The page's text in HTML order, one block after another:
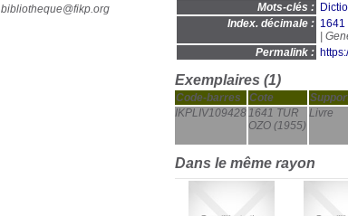
Mots-clés :
Index. décimale : 1641
Permalink :
Exemplaires (1)
Code-barres Cote
IKPLIV1094281641 TUR
OZO (1955)
Livre
Dans le même rayon
bibliotheque@fikp.org